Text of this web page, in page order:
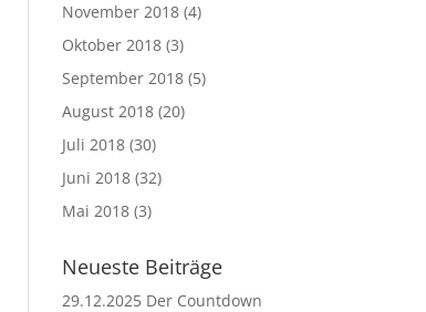
November 2018 (4)
Oktober 2018 (3)
September 2018 (5)
August 2018 (20)
Juli 2018 (30)
Juni 2018 (32)
Mai 2018 (3)
Neueste Beiträge
29.12.2025 Der Countdown